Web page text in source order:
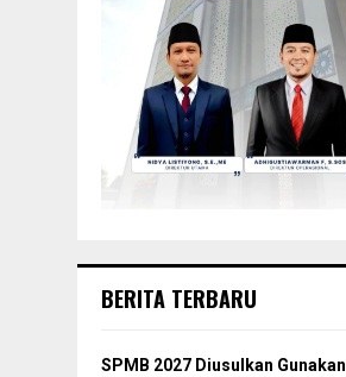
BERITA TERBARU
SPMB 2027 Diusulkan Gunakan